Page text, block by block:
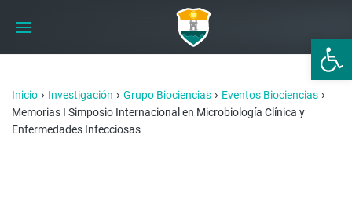
Abrir
Inicio › Investigación › Grupo Biociencias › Eventos Biociencias ›
Memorias I Simposio Internacional en Microbiología Clínica y
Enfermedades Infecciosas